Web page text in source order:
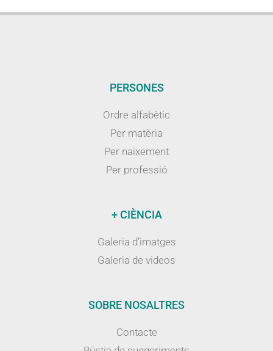
PERSONES
Ordre alfabètic
Per matèria
Per naixement
Per professió
+ CIÈNCIA
Galeria d’imatges
Galeria de videos
SOBRE NOSALTRES
Contacte